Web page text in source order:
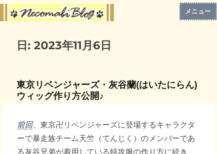
メニュー
日:2023年11月6日
東京リベンジャーズ・灰谷蘭(はいたにらん)
ウィッグ作り方公開♪
前回、東京卍リベンジャーズに登場するキャラクタ
ーで暴走族チーム天竺（てんじく）のメンバーであ
る灰谷兄弟が着用している特攻服の作り方に続き、